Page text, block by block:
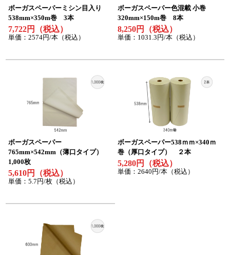
ボーガスペーパーミシン目入り
538mm×350m巻 3本
7,722円（税込）
単価：2574円/本（税込）
ボーガスペーパー色混載 小巻
320mm×150m巻 8本
8,250円（税込）
単価：1031.3円/本（税込）
ボーガスペーパー
765mm×542mm（薄口タイプ）
1,000枚
5,610円（税込）
単価：5.7円/枚（税込）
ボーガスペーパー538ｍｍ×340ｍ
巻（厚口タイプ） ２本
5,280円（税込）
単価：2640円/本（税込）